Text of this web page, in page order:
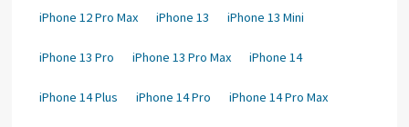
iPhone 12 Pro Max iPhone 13 iPhone 13 Mini
iPhone 13 Pro iPhone 13 Pro Max iPhone 14
iPhone 14 Plus iPhone 14 Pro iPhone 14 Pro Max